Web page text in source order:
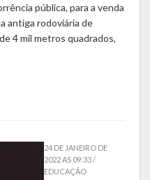
pública, para a venda
antiga rodoviária de
4 mil metros quadrados,
24 DE JANEIRO DE
2022 AS 09:33 /
EDUCAÇÃO